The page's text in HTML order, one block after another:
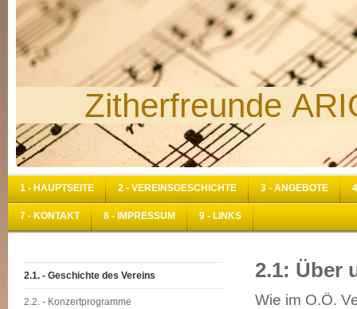
Zitherfreunde
1 - HAUPTSEITE 2 - VEREINSGESCHICHTE 3 - ANGEBOTE
7 - KONTAKT 8 - IMPRESSUM 9 - LINKS
2.1. - Geschichte des Vereins
2.2. - Konzertprogramme
2.1: Über
Wie im O.Ö.